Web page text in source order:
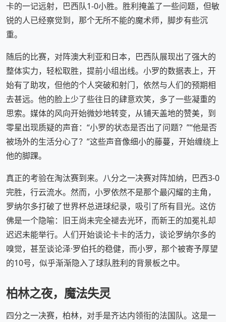
卡的一记远射，巴西队1-0小胜。胜利掩盖了一些问题，但敏
锐的人已经察觉到，那个无所不能的魔术师，脚步有些沉
重。
随后的比赛，对阵澳大利亚和日本，巴西队展现出了强大的
整体实力，轻松取胜，提前小组出线。小罗的数据表上，开
始有了助攻，但他的个人突破和射门，依然与人们的预期相
去甚远。他的脸上少了些往日的肆意欢笑，多了一些凝重的
思索。媒体的风向开始微妙地转变，从铺天盖地的赞美，到
零星出现质疑的声音：“小罗的状态是否出了问题？”“他是否
被场外的生活分心了？”这些声音像细小的藤蔓，开始缠绕上
他的脚踝。
真正的考验在淘汰赛到来。八分之一决赛对阵加纳，巴西3-0
完胜，行云流水。然而，小罗依然不是那个最闪耀的主角，
罗纳尔多打破了世界杯总进球纪录，吸引了所有目光。这仿
佛是一个隐喻：旧王尚未完全褪去光环，而新王的加冕礼却
迟迟未能举行。人们开始谈论卡卡的活力，谈论罗纳尔多的
嗅觉，甚至谈论泽·罗伯托的稳健，而小罗，那个被寄予厚望
的10号，似乎渐渐隐入了球队胜利的背景板之中。
柏林之夜，魔法失灵
四分之一决赛，柏林，对手是齐达内领衔的法国队。这是一